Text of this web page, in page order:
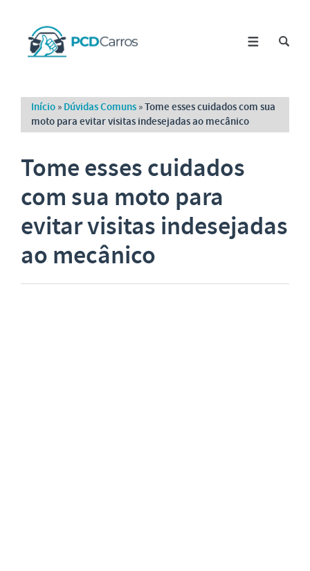
Início » Dúvidas Comuns »Tome esses cuidados com sua
moto para evitar visitas indesejadas ao mecânico
Tome esses cuidados
com sua moto para
evitar visitas indesejadas
ao mecânico